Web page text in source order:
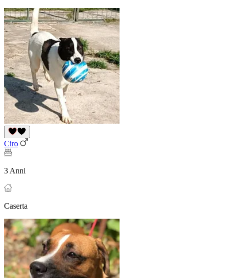
Ciro
3 Anni
Caserta